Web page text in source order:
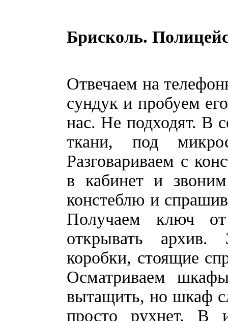
Брисколь.
Отвечаем на
сундук и пробуем
нас. Не подходят. В
ткани, под
Разговариваем с
в кабинет и
констеблю и
Получаем ключ
открывать
коробки, стоящие
Осматриваем
вытащить, но шкаф
просто рухнет. В